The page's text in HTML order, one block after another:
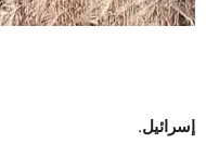
إسرائيل.